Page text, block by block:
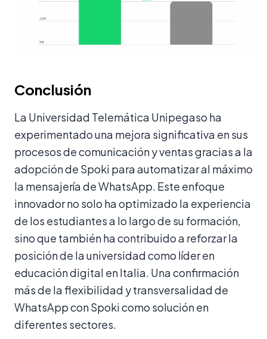
Conclusión
La Universidad Telemática Unipegaso ha
experimentado una mejora significativa en sus
procesos de comunicación y ventas gracias a la
adopción de Spoki para automatizar al máximo
la mensajería de WhatsApp. Este enfoque
innovador no solo ha optimizado la experiencia
de los estudiantes a lo largo de su formación,
sino que también ha contribuido a reforzar la
posición de la universidad como líder en
educación digital en Italia. Una confirmación
más de la flexibilidad y transversalidad de
WhatsApp con Spoki como solución en
diferentes sectores.